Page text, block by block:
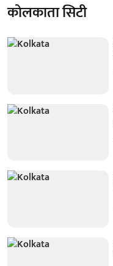
कोलकाता सिटी